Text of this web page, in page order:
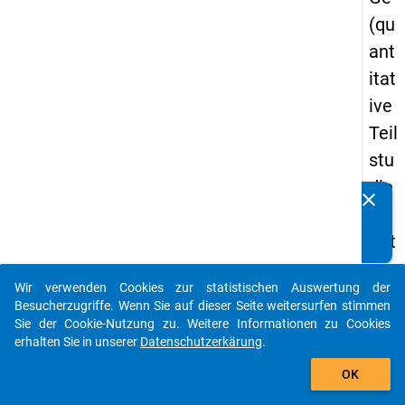
(qu
ant
itat
ive
Teil
stu
die
drit
te
We
lle
Details
clear
auto_stories
add_shopping_cart
Wir verwenden Cookies zur statistischen Auswertung der
Besucherzugriffe. Wenn Sie auf dieser Seite weitersurfen stimmen
Sie der Cookie-Nutzung zu. Weitere Informationen zu Cookies
erhalten Sie in unserer Datenschutzerkärung.
OK